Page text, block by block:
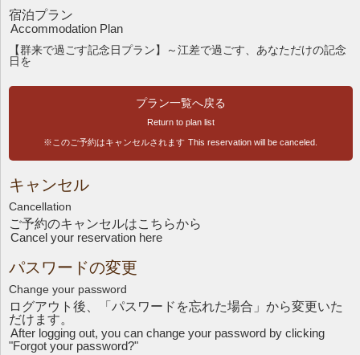
宿泊プラン
Accommodation Plan
【群来で過ごす記念日プラン】～江差で過ごす、あなただけの記念
日を
プラン一覧へ戻る
Return to plan list
※このご予約はキャンセルされます This reservation will be canceled.
キャンセル
Cancellation
ご予約のキャンセルはこちらから
Cancel your reservation here
パスワードの変更
Change your password
ログアウト後、「パスワードを忘れた場合」から変更いた
だけます。
After logging out, you can change your password by clicking
"Forgot your password?"